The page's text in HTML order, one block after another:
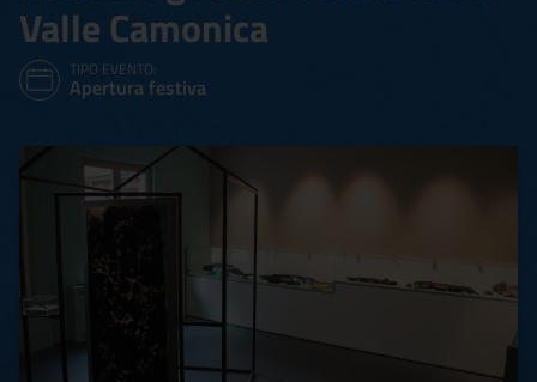
Valle Camonica
TIPO EVENTO:
Apertura festiva
1° maggio al Museo